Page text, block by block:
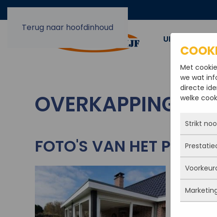
Terug naar hoofdinhoud
UIT EN
OVERKAPPING
FOTO'S VAN HET
Met
we wat
directe
welke
Strikt
Deze
actief
iets
Je kunt
maar
Met
deze
Deze